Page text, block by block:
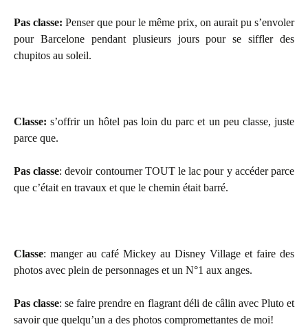
Pas classe: Penser que pour le même prix, on aurait pu s’envoler
pour Barcelone pendant plusieurs jours pour se siffler des
chupitos au soleil.
Classe: s’offrir un hôtel pas loin du parc et un peu classe, juste
parce que.
Pas classe: devoir contourner TOUT le lac pour y accéder parce
que c’était en travaux et que le chemin était barré.
Classe: manger au café Mickey au Disney Village et faire des
photos avec plein de personnages et un N°1 aux anges.
Pas classe: se faire prendre en flagrant déli de câlin avec Pluto et
savoir que quelqu’un a des photos compromettantes de moi!